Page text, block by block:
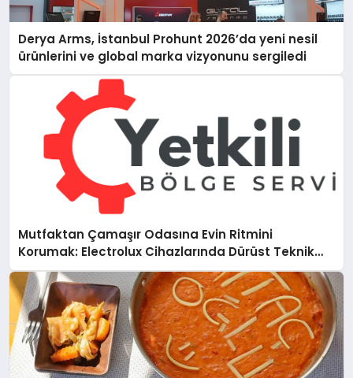
Derya Arms, İstanbul Prohunt 2026’da yeni nesil
ürünlerini ve global marka vizyonunu sergiledi
Mutfaktan Çamaşır Odasına Evin Ritmini
Korumak: Electrolux Cihazlarında Dürüst Teknik
Destek Deneyimi